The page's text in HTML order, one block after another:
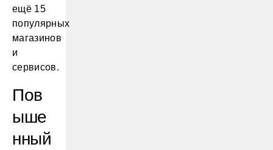
ещё 15
популярных
магазинов
и
сервисов.
Пов
ыше
нный